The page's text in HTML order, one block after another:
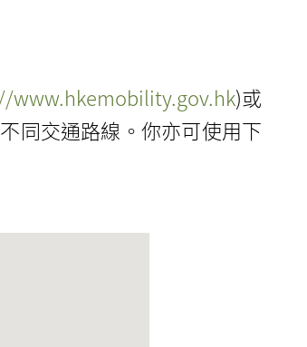
www.hkemobility.gov.hk)或
同交通路線。你亦可使用下